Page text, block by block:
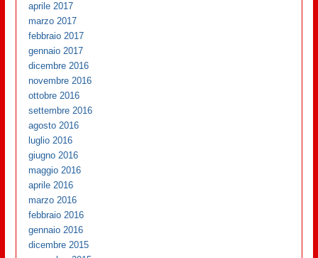
aprile 2017
marzo 2017
febbraio 2017
gennaio 2017
dicembre 2016
novembre 2016
ottobre 2016
settembre 2016
agosto 2016
luglio 2016
giugno 2016
maggio 2016
aprile 2016
marzo 2016
febbraio 2016
gennaio 2016
dicembre 2015